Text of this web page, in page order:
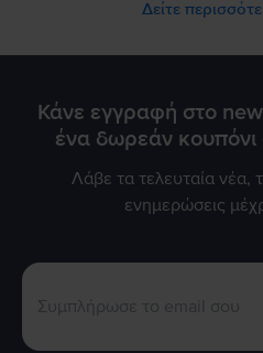
Δείτε
Κάνε εγγραφή στο
ένα δωρεάν
Λάβε τα τελευταία νέα,
ενημερώσεις